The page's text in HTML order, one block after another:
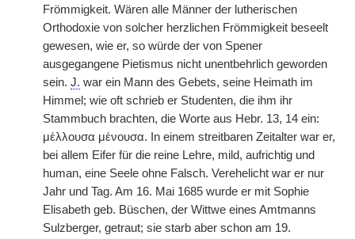
Frömmigkeit. Wären alle Männer der lutherischen
Orthodoxie von solcher herzlichen Frömmigkeit beseelt
gewesen, wie er, so würde der von Spener
ausgegangene Pietismus nicht unentbehrlich geworden
sein. J. war ein Mann des Gebets, seine Heimath im
Himmel; wie oft schrieb er Studenten, die ihm ihr
Stammbuch brachten, die Worte aus Hebr. 13, 14 ein:
μέλλουσα μένουσα. In einem streitbaren Zeitalter war er,
bei allem Eifer für die reine Lehre, mild, aufrichtig und
human, eine Seele ohne Falsch. Verehelicht war er nur
Jahr und Tag. Am 16. Mai 1685 wurde er mit Sophie
Elisabeth geb. Büschen, der Wittwe eines Amtmanns
Sulzberger, getraut; sie starb aber schon am 19.